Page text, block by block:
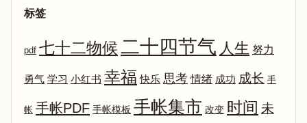
标签
pdf 七十二物候二十四节气 人生 努力
勇气 学习 小红书 幸福 快乐 思考 情绪 成功 成长 手
帐 手帐PDF 手帐模板 手帐集市 改变 时间 未